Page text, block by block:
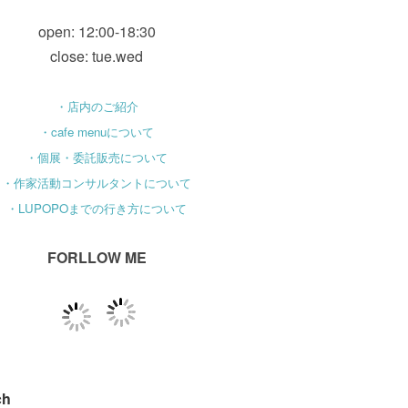
open: 12:00-18:30
close: tue.wed
・店内のご紹介
・cafe menuについて
・個展・委託販売について
・作家活動コンサルタントについて
・LUPOPOまでの行き方について
FORLLOW ME